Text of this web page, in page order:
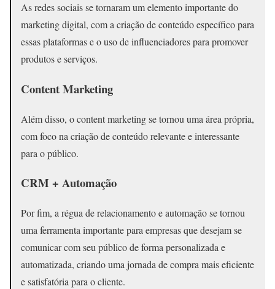
As redes sociais se tornaram um elemento importante do
marketing digital, com a criação de conteúdo específico para
essas plataformas e o uso de influenciadores para promover
produtos e serviços.
Content Marketing
Além disso, o content marketing se tornou uma área própria,
com foco na criação de conteúdo relevante e interessante
para o público.
CRM + Automação
Por fim, a régua de relacionamento e automação se tornou
uma ferramenta importante para empresas que desejam se
comunicar com seu público de forma personalizada e
automatizada, criando uma jornada de compra mais eficiente
e satisfatória para o cliente.